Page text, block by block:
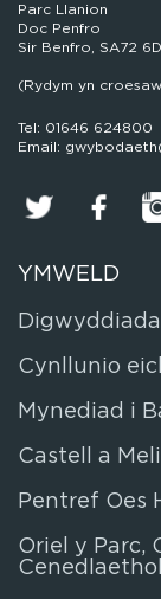
Parc Llanion
Doc Penfro
Sir Benfro, SA72
(Rydym yn
Tel: 01646 624800
Email:
YMWELD
Cynllunio
Mynediad i
Castell a
Pentref Oes
Oriel y Parc,
Cenedlaethol